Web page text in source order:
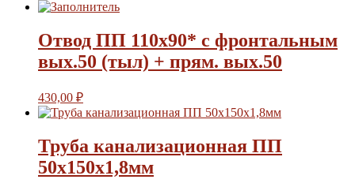
Отвод ПП 110х90* с фронтальным
вых.50 (тыл) + прям. вых.50
430,00 ₽
Труба канализационная ПП
50х150х1,8мм